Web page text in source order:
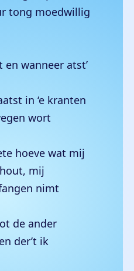
tong moedwillig
wanneer atst’
in ‘e kranten
wort
hoeve wat mij
mij
nimt
de ander
der’t ik